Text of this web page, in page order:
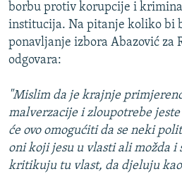
borbu protiv korupcije i
institucija. Na pitanje koliko bi
ponavljanje izbora Abazović za
odgovara:
"Mislim da je krajnje
malverzacije i zloupotrebe
će ovo omogućiti da se neki
oni koji jesu u vlasti ali možda i
kritikuju tu vlast, da djeluju